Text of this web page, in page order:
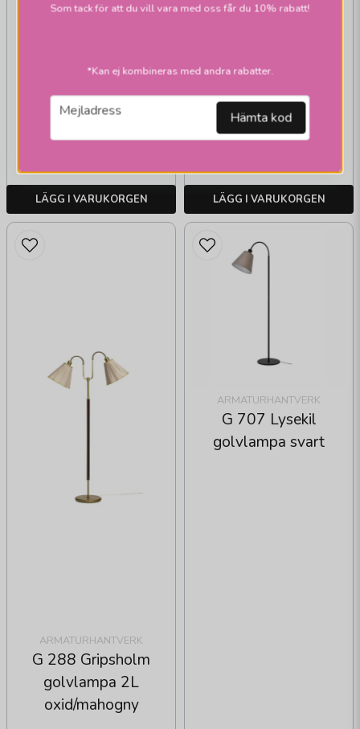
Skickas inom 2-10
LÄGG I VARUKORGEN
G 707 Lysekil
golvlampa oxid
1 219 kr
Skickas inom 2-10
LÄGG I VARUKORGEN
ARMATURHANTVERK
G 288 Gripsholm
golvlampa 2L
oxid/mahogny
ARMATURHANTVERK
G 707 Lysekil
golvlampa svart
Som tack för att du vill vara med oss får du 10% rabatt!
*Kan ej kombineras med andra rabatter.
email
Mejladress Hämta kod